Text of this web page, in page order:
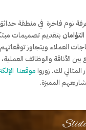
نوم فاخرة في منطقة
بتقديم تصميمات
العملاء ويتجاوز
الأناقة والوظائف
المثالي لك. زورواموقعنا
المميزة.